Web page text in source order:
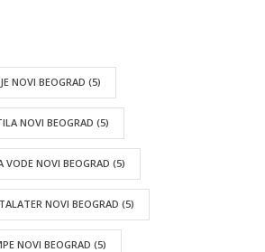
NOVI BEOGRAD (5)
NOVI BEOGRAD (5)
VODE NOVI BEOGRAD (5)
NOVI BEOGRAD (5)
NOVI BEOGRAD (5)